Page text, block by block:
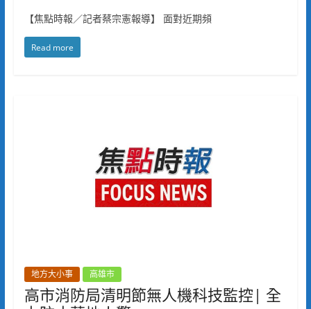
【焦點時報／記者蔡宗憲報導】 面對近期頻
Read more
地方大小事 高雄市
高市消防局清明節無人機科技監控| 全